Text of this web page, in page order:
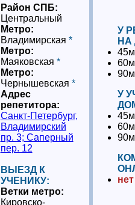
Район СПБ:
Центральный
Метро:
Владимирская *
Метро:
Маяковская *
Метро:
Чернышевская *
Адрес
репетитора:
Санкт-Петербург,
Владимирский
пр. 3; Саперный
пер. 12
ВЫЕЗД К
УЧЕНИКУ:
Ветки метро:
Кировско-
У
НА
У